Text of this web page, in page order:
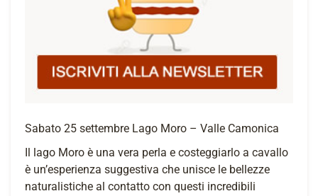
Sabato 25 settembre Lago Moro – Valle Camonica
Il lago Moro è una vera perla e costeggiarlo a cavallo
è un’esperienza suggestiva che unisce le bellezze
naturalistiche al contatto con questi incredibili